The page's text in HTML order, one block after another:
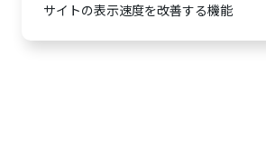
サイトの表示速度を改善する機能